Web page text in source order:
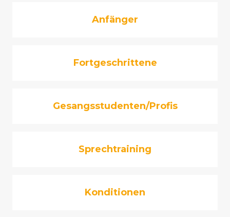
Anfänger
Fortgeschrittene
Gesangsstudenten/Profis
Sprechtraining
Konditionen